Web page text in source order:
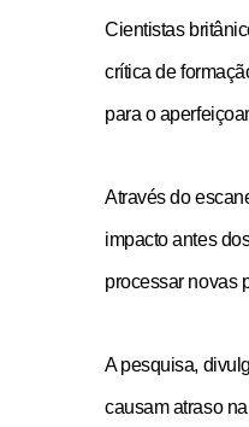
Cientistas
crítica de
para o
Através do
impacto antes
processar novas
A pesquisa,
causam atraso